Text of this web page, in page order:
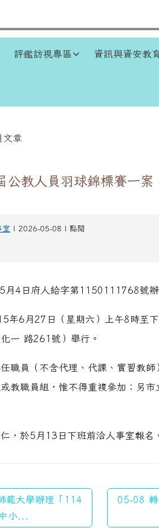
評鑑訪視專區 資訊與資安教
文章
公教人員羽球錦標賽一案
室 | 2026-05-08 | 點閱
月4日府人給字第1150111768號辦
年6月27日（星期六）上午8時至
一 路261號）舉行。
職員（不含代理、代課、實習教
教職員組，惟不得重複參加；另市
，於5月13日下班前洽人事室報名
範大學辦理「114
小...
05-08 轉